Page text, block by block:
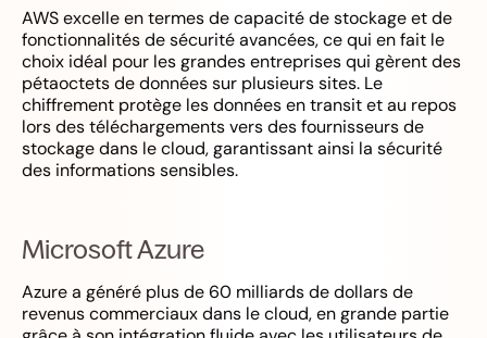
AWS excelle en termes de capacité de stockage et de
fonctionnalités de sécurité avancées, ce qui en fait le
choix idéal pour les grandes entreprises qui gèrent des
pétaoctets de données sur plusieurs sites. Le
chiffrement protège les données en transit et au repos
lors des téléchargements vers des fournisseurs de
stockage dans le cloud, garantissant ainsi la sécurité
des informations sensibles.
Microsoft Azure
Azure a généré plus de 60 milliards de dollars de
revenus commerciaux dans le cloud, en grande partie